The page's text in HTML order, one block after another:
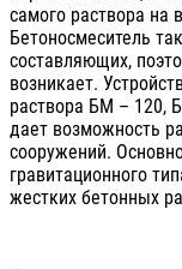
самого раствора на
Бетоносмеситель
составляющих,
возникает.
раствора БМ – 120,
дает возможность
сооружений.
гравитационного
жестких бетонных